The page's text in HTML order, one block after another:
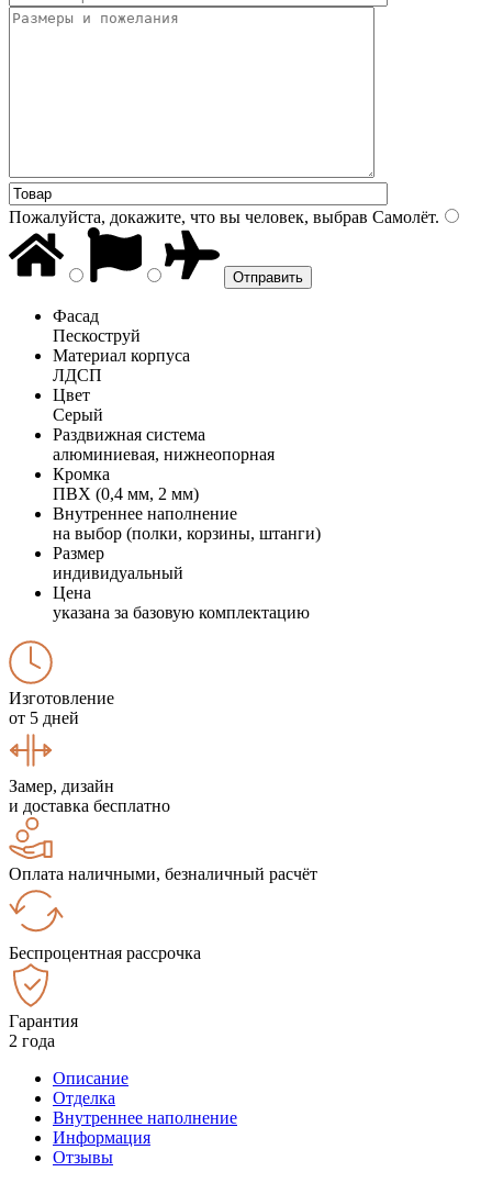
Пожалуйста, докажите, что вы человек, выбрав Самолёт.
Фасад
Пескоструй
Материал корпуса
ЛДСП
Цвет
Серый
Раздвижная система
алюминиевая, нижнеопорная
Кромка
ПВХ (0,4 мм, 2 мм)
Внутреннее наполнение
на выбор (полки, корзины, штанги)
Размер
индивидуальный
Цена
указана за базовую комплектацию
Изготовление
от 5 дней
Замер, дизайн
и доставка бесплатно
Оплата наличными, безналичный расчёт
Беспроцентная рассрочка
Гарантия
2 года
Описание
Отделка
Внутреннее наполнение
Информация
Отзывы